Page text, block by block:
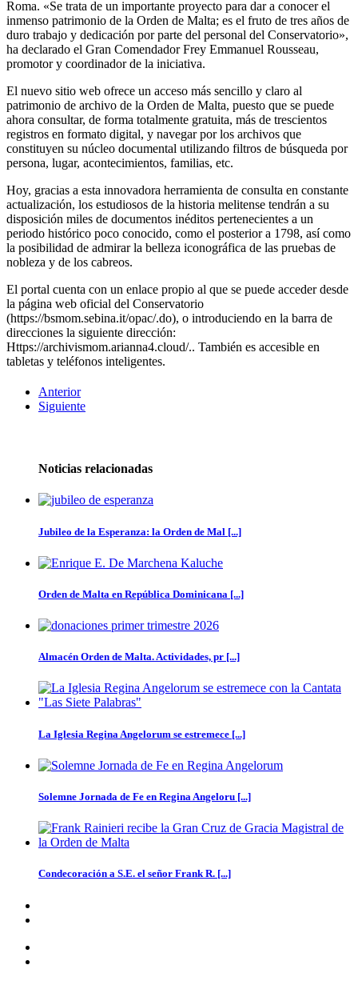
Roma. «Se trata de un importante proyecto para dar a conocer el
inmenso patrimonio de la Orden de Malta; es el fruto de tres años de
duro trabajo y dedicación por parte del personal del Conservatorio»,
ha declarado el Gran Comendador Frey Emmanuel Rousseau,
promotor y coordinador de la iniciativa.
El nuevo sitio web ofrece un acceso más sencillo y claro al
patrimonio de archivo de la Orden de Malta, puesto que se puede
ahora consultar, de forma totalmente gratuita, más de trescientos
registros en formato digital, y navegar por los archivos que
constituyen su núcleo documental utilizando filtros de búsqueda por
persona, lugar, acontecimientos, familias, etc.
Hoy, gracias a esta innovadora herramienta de consulta en constante
actualización, los estudiosos de la historia melitense tendrán a su
disposición miles de documentos inéditos pertenecientes a un
periodo histórico poco conocido, como el posterior a 1798, así como
la posibilidad de admirar la belleza iconográfica de las pruebas de
nobleza y de los cabreos.
El portal cuenta con un enlace propio al que se puede acceder desde
la página web oficial del Conservatorio
(https://bsmom.sebina.it/opac/.do), o introduciendo en la barra de
direcciones la siguiente dirección:
Https://archivismom.arianna4.cloud/.. También es accesible en
tabletas y teléfonos inteligentes.
Anterior
Siguiente
Noticias relacionadas
Jubileo de la Esperanza: la Orden de Mal [...]
Orden de Malta en República Dominicana [...]
Almacén Orden de Malta. Actividades, pr [...]
La Iglesia Regina Angelorum se estremece [...]
Solemne Jornada de Fe en Regina Angeloru [...]
Condecoración a S.E. el señor Frank R. [...]